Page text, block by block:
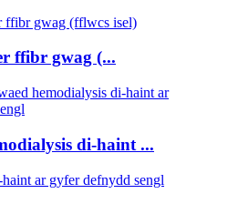
ffibr gwag (...
di-haint ...